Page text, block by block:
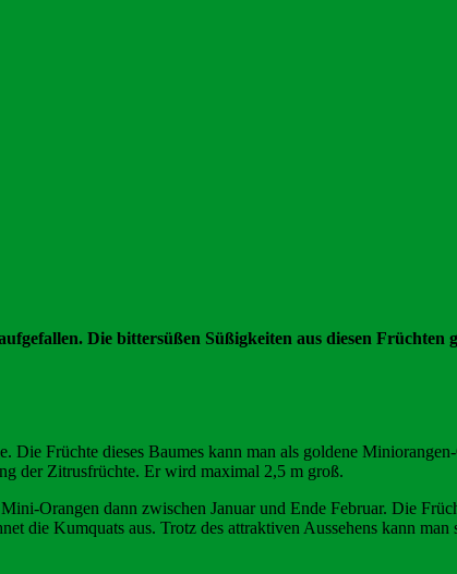
Die bittersüßen Süßigkeiten aus diesen Früchten
Früchte dieses Baumes kann man als goldene
der Zitrusfrüchte. Er wird maximal 2,5 m groß.
Orangen dann zwischen Januar und Ende Februar. Die
die Kumquats aus. Trotz des attraktiven Aussehens kann man